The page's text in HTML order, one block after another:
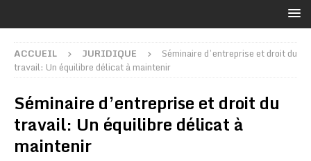
ACCUEIL JURIDIQUE
Séminaire d’entreprise et droit du
travail: Un équilibre délicat à maintenir
Séminaire d’entreprise et droit du
travail: Un équilibre délicat à
maintenir